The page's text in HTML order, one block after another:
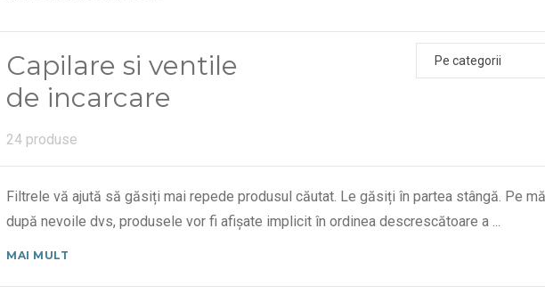
Capilare si ventile
de incarcare
24 produse
Pe categorii
Filtrele vă ajută să găsiți mai repede produsul căutat. Le găsiți în partea stângă. Pe
după nevoile dvs, produsele vor fi afișate implicit în ordinea descrescătoare a...
MAI MULT